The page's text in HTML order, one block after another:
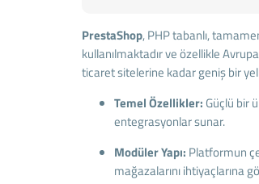
PrestaShop, PHP tabanlı,
kullanılmaktadır ve özellikle
ticaret sitelerine kadar geniş bir
Temel Özellikler: Güçlü bir
entegrasyonlar sunar.
Modüler Yapı: Platformun
mağazalarını ihtiyaçlarına